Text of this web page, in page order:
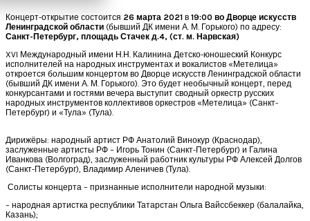
Концерт-открытие состоится 26 марта 2021 в 19:00 во Дворце искусств
Ленинградской области (бывший ДК имени А. М. Горького) по адресу:
Санкт-Петербург, площадь Стачек д.4, (ст. м. Нарвская)
XVI Международный имени Н.Н. Калинина Детско-юношеский Конкурс
исполнителей на народных инструментах и вокалистов «Метелица»
откроется большим концертом во Дворце искусств Ленинградской области
(бывший ДК имени А. М. Горького). Это будет необычный концерт, перед
конкурсантами и гостями вечера выступит сводный оркестр русских
народных инструментов коллективов оркестров «Метелица» (Санкт-
Петербург) и «Тула» (Тула).
Дирижёры: народный артист РФ Анатолий Винокур (Краснодар),
заслуженные артисты РФ – Игорь Тонин (Санкт-Петербург) и Галина
Иванкова (Волгоград), заслуженный работник культуры РФ Алексей Долгов
(Санкт-Петербург), Владимир Аленичев (Тула).
Солисты концерта – признанные исполнители народной музыки:
– народная артистка республики Татарстан Ольга Вайссбеккер (балалайка,
Казань);